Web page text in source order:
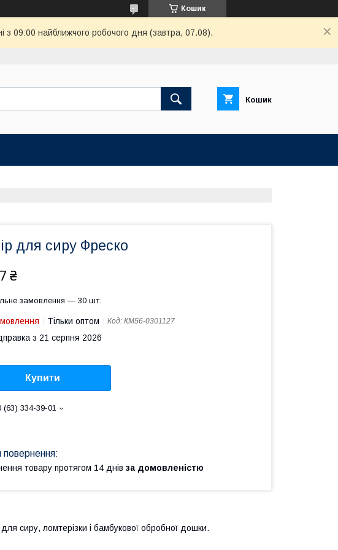
Кошик
з 09:00 найближчого робочого дня (завтра, 07.08).
Кошик
для сиру Фреско
₴
замовлення — 30 шт.
Тільки оптом Код: КМ56-0301127
з 21 серпня 2026
Купити
(63) 334-39-01
товару протягом 14 днів за домовленістю
сиру, ломтерізки і бамбукової обробної дошки.